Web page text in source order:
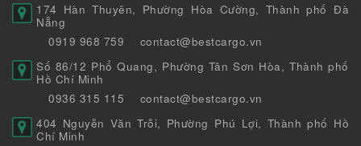
174 Hàn Thuyên, Phường Hòa Cường, Thành phố Đà
Nẵng
0919 968 759
contact@bestcargo.vn
Số 86/12 Phổ Quang, Phường Tân Sơn Hòa, Thành phố
Hồ Chí Minh
0936 315 115
contact@bestcargo.vn
404 Nguyễn Văn Trỗi, Phường Phú Lợi, Thành phố Hồ
Chí Minh